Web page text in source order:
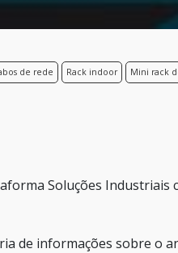
de rede Rack indoor Mini rack
Soluções Industriais
de informações sobre o